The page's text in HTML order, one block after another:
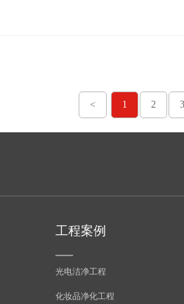
< 1 2 3
工程案例
光电洁净工程
化妆品净化工程